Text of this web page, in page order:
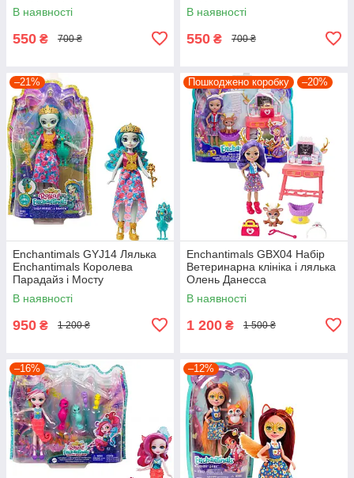
В наявності
550 ₴ 700 ₴
В наявності
550 ₴ 700 ₴
–21%
Enchantimals GYJ14 Лялька
Enchantimals Королева
Парадайз і Мосту
В наявності
950 ₴ 1 200 ₴
Пошкоджено коробку –20%
Enchantimals GBX04 Набір
Ветеринарна клініка і лялька
Олень Данесса
В наявності
1 200 ₴ 1 500 ₴
–16% –12%